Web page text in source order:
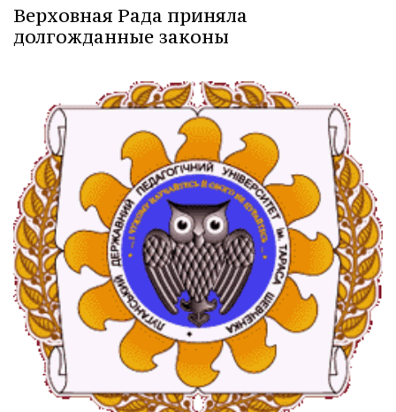
Верховная Рада приняла
долгожданные законы